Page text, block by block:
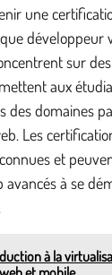
une
développeur
sur
aux
des domaines
Les
et
avancés à se
à la